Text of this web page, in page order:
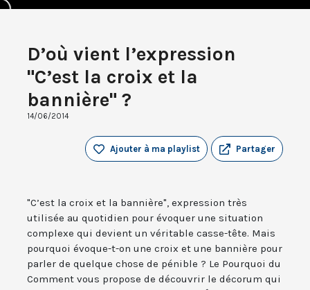
D’où vient l’expression
"C’est la croix et la
bannière" ?
14/06/2014
Partager
Ajouter à ma playlist
"C’est la croix et la bannière", expression très
utilisée au quotidien pour évoquer une situation
complexe qui devient un véritable casse-tête. Mais
pourquoi évoque-t-on une croix et une bannière pour
parler de quelque chose de pénible ? Le Pourquoi du
Comment vous propose de découvrir le décorum qui